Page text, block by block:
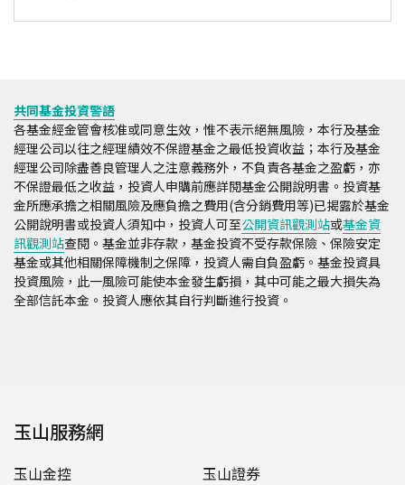
共同基金投資警語
各基金經金管會核准或同意生效，惟不表示絕無風險，本行及基金
經理公司以往之經理績效不保證基金之最低投資收益；本行及基金
經理公司除盡善良管理人之注意義務外，不負責各基金之盈虧，亦
不保證最低之收益，投資人申購前應詳閱基金公開說明書。投資基
金所應承擔之相關風險及應負擔之費用(含分銷費用等)已揭露於基金
公開說明書或投資人須知中，投資人可至公開資訊觀測站或基金資
訊觀測站查閱。基金並非存款，基金投資不受存款保險、保險安定
基金或其他相關保障機制之保障，投資人需自負盈虧。基金投資具
投資風險，此一風險可能使本金發生虧損，其中可能之最大損失為
全部信託本金。投資人應依其自行判斷進行投資。
玉山服務網
玉山金控
玉山證券